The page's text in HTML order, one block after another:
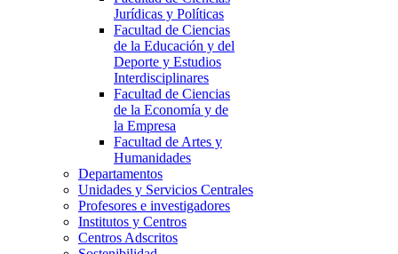
Jurídicas y Políticas
Facultad de Ciencias
de la Educación y del
Deporte y Estudios
Interdisciplinares
Facultad de Ciencias
de la Economía y de
la Empresa
Facultad de Artes y
Humanidades
Departamentos
Unidades y Servicios Centrales
Profesores e investigadores
Institutos y Centros
Centros Adscritos